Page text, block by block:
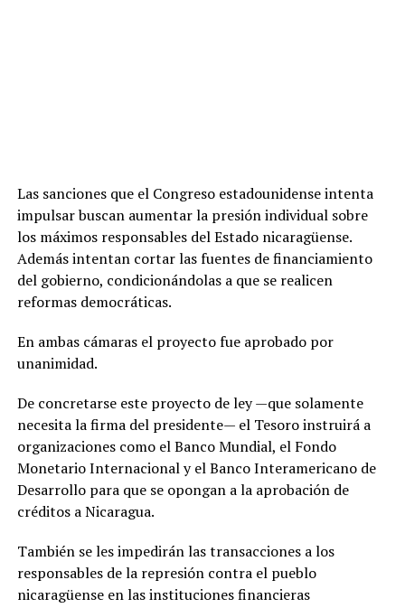
Las sanciones que el Congreso estadounidense intenta
impulsar buscan aumentar la presión individual sobre
los máximos responsables del Estado nicaragüense.
Además intentan cortar las fuentes de financiamiento
del gobierno, condicionándolas a que se realicen
reformas democráticas.
En ambas cámaras el proyecto fue aprobado por
unanimidad.
De concretarse este proyecto de ley —que solamente
necesita la firma del presidente— el Tesoro instruirá a
organizaciones como el Banco Mundial, el Fondo
Monetario Internacional y el Banco Interamericano de
Desarrollo para que se opongan a la aprobación de
créditos a Nicaragua.
También se les impedirán las transacciones a los
responsables de la represión contra el pueblo
nicaragüense en las instituciones financieras